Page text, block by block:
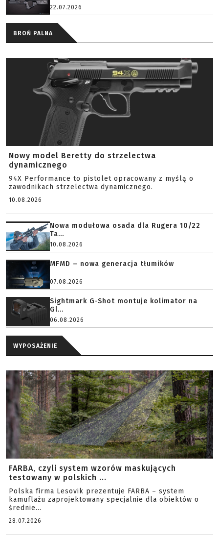
22.07.2026
BROŃ PALNA
Nowy model Beretty do strzelectwa
dynamicznego
94X Performance to pistolet opracowany z myślą o
zawodnikach strzelectwa dynamicznego.
10.08.2026
Nowa modułowa osada dla Rugera 10/22
Ta...
10.08.2026
MFMD – nowa generacja tłumików
07.08.2026
Sightmark G-Shot montuje kolimator na
Gl...
06.08.2026
WYPOSAŻENIE
FARBA, czyli system wzorów maskujących
testowany w polskich ...
Polska firma Lesovik prezentuje FARBA – system
kamuflażu zaprojektowany specjalnie dla obiektów o
średnie...
28.07.2026